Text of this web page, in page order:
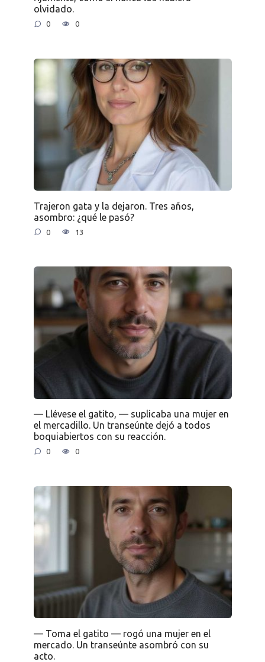
olvidado.
0 0
Trajeron gata y la dejaron. Tres años,
asombro: ¿qué le pasó?
0 13
— Llévese el gatito, — suplicaba una mujer en
el mercadillo. Un transeúnte dejó a todos
boquiabiertos con su reacción.
0 0
— Toma el gatito — rogó una mujer en el
mercado. Un transeúnte asombró con su
acto.